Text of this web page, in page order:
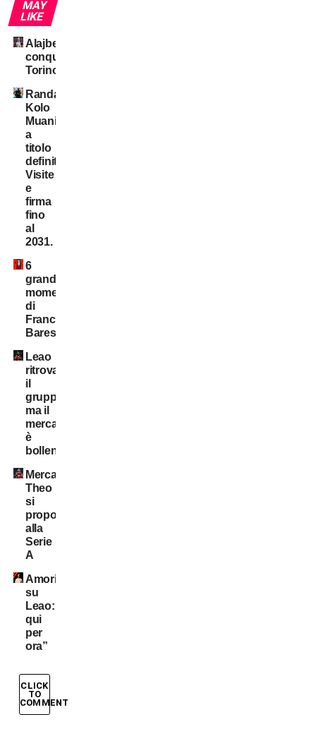
MAY
LIKE
Alajbegovic
conquista
Torino
Randal
Kolo
Muani:
a
titolo
definitivo!
Visite
e
firma
fino
al
2031.
6
grandi
momenti
di
Franco
Baresi
Leao
ritrova
il
gruppo,
ma il
mercato
è
bollente
Mercato:
Theo
si
propone
alla
Serie
A
Amorim
su
Leao:”Resta
qui
per
ora”
CLICK
TO
COMMENT